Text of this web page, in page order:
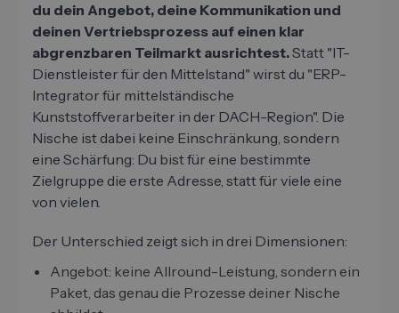
du dein Angebot, deine Kommunikation und
deinen Vertriebsprozess auf einen klar
abgrenzbaren Teilmarkt ausrichtest.Statt "IT-
Dienstleister für den Mittelstand" wirst du "ERP-
Integrator für mittelständische
Kunststoffverarbeiter in der DACH-Region". Die
Nische ist dabei keine Einschränkung, sondern
eine Schärfung: Du bist für eine bestimmte
Zielgruppe die erste Adresse, statt für viele eine
von vielen.
Der Unterschied zeigt sich in drei Dimensionen:
Angebot: keine Allround-Leistung, sondern ein
Paket, das genau die Prozesse deiner Nische